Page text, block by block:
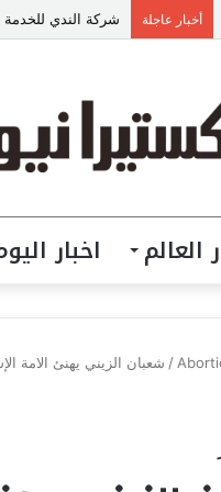
أخبار عاجلة بدر عبدالعزيز..
العالم اخبار
/ شعبان الزيني يهنئ الامة